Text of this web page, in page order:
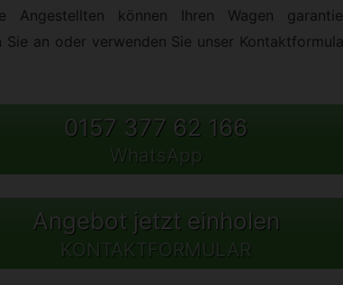
Angestellten können Ihren Wagen
Sie an oder verwenden Sie unser
0157 377 62 166
WhatsApp
Angebot jetzt einholen
KONTAKTFORMULAR